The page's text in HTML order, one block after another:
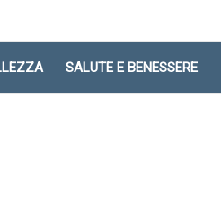
SALUTE E BENESSERE